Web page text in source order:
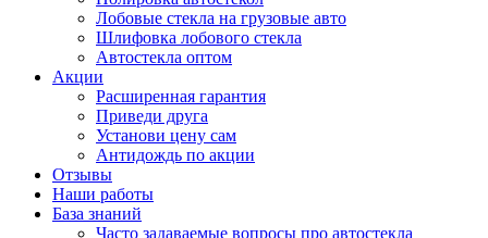
Лобовые стекла на грузовые авто
Шлифовка лобового стекла
Автостекла оптом
Акции
Расширенная гарантия
Приведи друга
Установи цену сам
Антидождь по акции
Отзывы
Наши работы
База знаний
Часто задаваемые вопросы про автостекла